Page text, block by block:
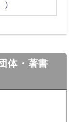
)
体・著書